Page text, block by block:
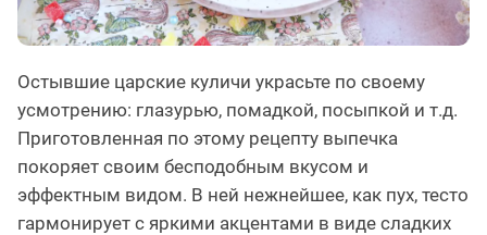
Остывшие царские куличи украсьте по своему
усмотрению: глазурью, помадкой, посыпкой и т.д.
Приготовленная по этому рецепту выпечка
покоряет своим бесподобным вкусом и
эффектным видом. В ней нежнейшее, как пух, тесто
гармонирует с яркими акцентами в виде сладких